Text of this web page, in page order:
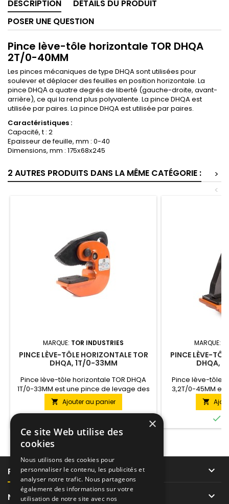
DESCRIPTION
DÉTAILS DU PRODUIT
POSER UNE QUESTION
Pince lève-tôle horizontale TOR DHQA
2T/0-40MM
Les pinces mécaniques de type DHQA sont utilisées pour
soulever et déplacer des feuilles en position horizontale. La
pince DHQА a quatre degrés de liberté (gauche-droite, avant-
arrière), ce qui la rend plus polyvalente. La pince DHQA est
utilisée par paires. La pince DHQA est utilisée par paires.
Caractéristiques :
Capacité, t : 2
Epaisseur de feuille, mm : 0-40
Dimensions, mm : 175х68х245
2 AUTRES PRODUITS DANS LA MÊME CATÉGORIE :
>
<
MARQUE: TOR INDUSTRIES
PINCE LÈVE-TÔLE HORIZONTALE TOR
DHQA, 1T/0-33MM
Pince lève-tôle horizontale TOR DHQA
1T/0-33MM est une pince de levage des
feuilles en position horizontale. Utilisée
par paires. La capacité de levage de
cette pince est jusqu'à 1 tonne,
l'épaisseur de feuille jusqu'à 33 mm.
 Ajouter au panier
MARQUE:
PINCE LÈVE-
DHQA,
Pince lève-tôle
3,2T/0-45MM
des feuilles
Utilisée par
levage de
tonnes,


PRODUITS 
NOTRE SOCIÉTÉ 
×
Ce site Web utilise des
cookies
Nous utilisons des cookies pour
personnaliser le contenu, les publicités et
analyser notre trafic. Nous partageons
également des informations sur votre
utilisation de notre site avec nos